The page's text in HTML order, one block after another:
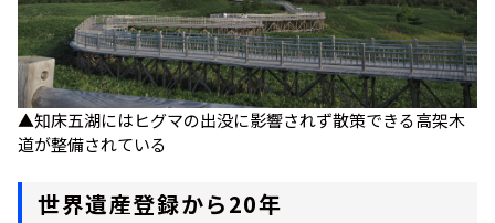
▲知床五湖にはヒグマの出没に影響されず散策できる高架木
道が整備されている
世界遺産登録から20年